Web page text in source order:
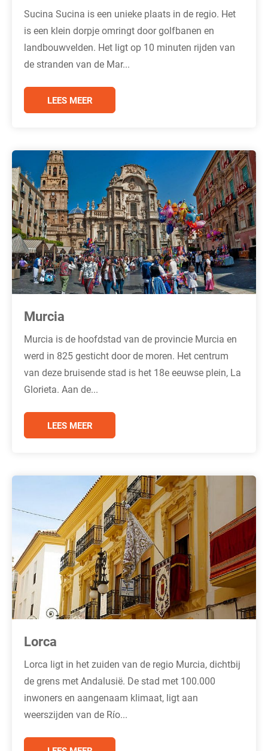
Sucina Sucina is een unieke plaats in de regio. Het
is een klein dorpje omringt door golfbanen en
landbouwvelden. Het ligt op 10 minuten rijden van
de stranden van de Mar...
LEES MEER
Murcia
Murcia is de hoofdstad van de provincie Murcia en
werd in 825 gesticht door de moren. Het centrum
van deze bruisende stad is het 18e eeuwse plein, La
Glorieta. Aan de...
LEES MEER
Lorca
Lorca ligt in het zuiden van de regio Murcia, dichtbij
de grens met Andalusië. De stad met 100.000
inwoners en aangenaam klimaat, ligt aan
weerszijden van de Río...